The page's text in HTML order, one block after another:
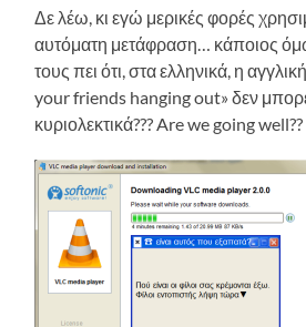
Δε λέω, κι εγώ μερικές φορές
αυτόματη μετάφραση… κάποιος
τους πει ότι, στα ελληνικά, η
your friends hanging out» δεν
κυριολεκτικά??? Are we going well??